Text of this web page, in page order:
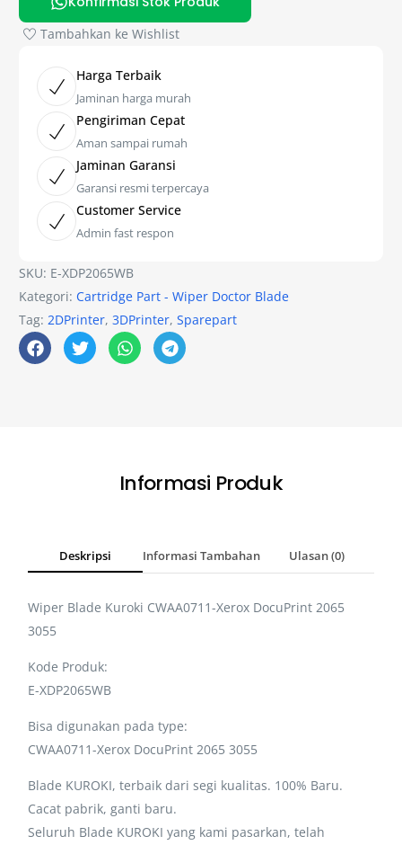
Tambahkan ke Wishlist
Harga Terbaik
Jaminan harga murah
Pengiriman Cepat
Aman sampai rumah
Jaminan Garansi
Garansi resmi terpercaya
Customer Service
Admin fast respon
SKU: E-XDP2065WB
Kategori: Cartridge Part - Wiper Doctor Blade
Tag:2DPrinter,3DPrinter,Sparepart
Informasi Produk
Deskripsi Informasi Tambahan Ulasan (0)
Wiper Blade Kuroki CWAA0711-Xerox DocuPrint 2065
3055
Kode Produk:
E-XDP2065WB
Bisa digunakan pada type:
CWAA0711-Xerox DocuPrint 2065 3055
Blade KUROKI, terbaik dari segi kualitas. 100% Baru.
Cacat pabrik, ganti baru.
Seluruh Blade KUROKI yang kami pasarkan, telah